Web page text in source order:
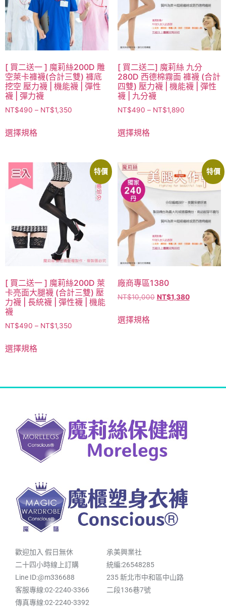
[ 買二送一 ] 魔莉絲200D 雕
空萊卡褲襪(合計三雙) 褲底
挖空 壓力襪 | 機能襪 | 彈性
襪 | 彈力襪
NT$490 – NT$1,350
選擇規格
[ 買二送二] 魔莉絲 九分
280D 西德棉霧面 褲襪 (合計
四雙) 壓力襪 | 機能襪 | 彈性
襪 | 九分襪
NT$490 – NT$1,890
選擇規格
特價
[ 買二送一 ] 魔莉絲200D 萊
卡亮面大腿襪 (合計三雙) 壓
力襪 | 長統襪 | 彈性襪 | 機能
襪
NT$490 – NT$1,350
選擇規格
特價
廠商專區1380
NT$10,000 NT$1,380
選擇規格
歡迎加入 假日無休
二十四小時線上訂購
Line ID:@m336688
客服專線:02-2240-3366
傳真專線:02-2240-3392
承美興業社
統編:26548285
235 新北市中和區中山路
二段136巷7號